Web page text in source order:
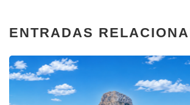
ENTRADAS